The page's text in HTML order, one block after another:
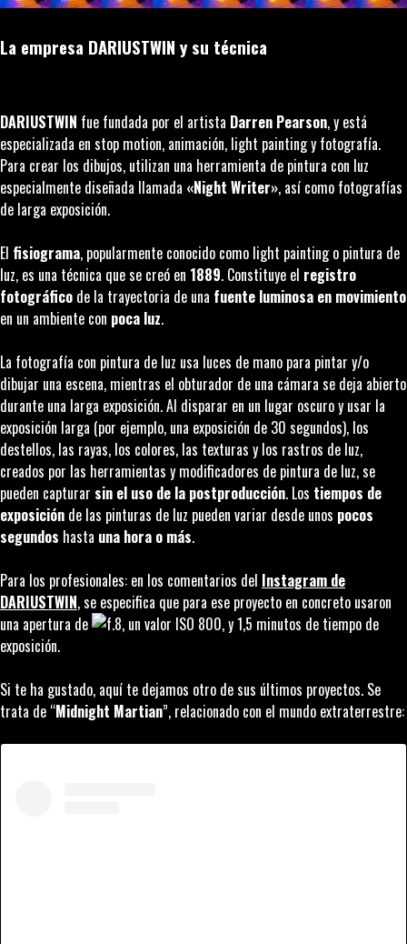
La empresa DARIUSTWIN y su técnica
DARIUSTWIN fue fundada por el artista Darren Pearson, y está
especializada en stop motion, animación, light paintingy fotografía.
Para crear los dibujos, utilizan una herramienta de pintura con luz
especialmente diseñada llamada «Night Writer», así como fotografías
de larga exposición.
El fisiograma, popularmente conocido como light paintingo pintura de
luz, es una técnica que se creó en 1889. Constituye el registro
fotográfico de la trayectoria de una fuente luminosa en movimiento
en un ambiente con poca luz.
La fotografía con pintura de luz usa luces de mano para pintar y/o
dibujar una escena, mientras el obturador de una cámara se deja abierto
durante una larga exposición. Al disparar en un lugar oscuro y usar la
exposición larga (por ejemplo, una exposición de 30 segundos), los
destellos, las rayas, los colores, las texturas y los rastros de luz,
creados por las herramientas y modificadores de pintura de luz, se
pueden capturar sin el uso de la postproducción. Los tiempos de
exposición de las pinturas de luz pueden variar desde unos pocos
segundos hasta una hora o más.
Para los profesionales: en los comentarios del Instagram de
DARIUSTWIN, se especifica que para ese proyecto en concreto usaron
una apertura de
.8, un valor ISO 800, y 1,5 minutos de tiempo de
exposición.
Si te ha gustado, aquí te dejamos otro de sus últimos proyectos. Se
trata de “Midnight Martian”, relacionado con el mundo extraterrestre: